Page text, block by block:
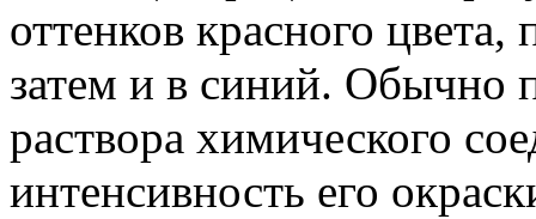
оттенков красного
затем и в синий. Обычно
раствора химического
интенсивность его